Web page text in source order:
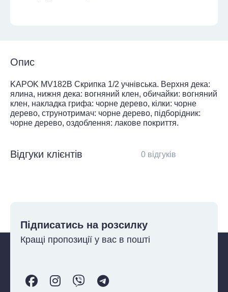
Опис
KAPOK MV182B Скрипка 1/2 учнівська. Верхня дека:
ялина, нижня дека: вогняний клен, обичайки: вогняний
клен, накладка грифа: чорне дерево, кілки: чорне
дерево, струнотримач: чорне дерево, підборідник:
чорне дерево, оздоблення: лакове покриття.
Відгуки клієнтів 0 відгуків
Підписатись на розсилку
Кращі пропозиції у вас в пошті